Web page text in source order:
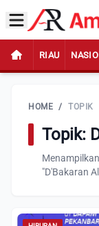
RIAU
HOME / TOPIK
Topik:
"D'Bakaran